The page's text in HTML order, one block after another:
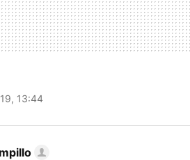
13:44